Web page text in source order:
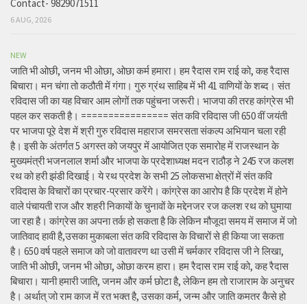
Contact- 9829071511
6 AUG, 2026
NEW
जाति भी ओछी, जनम भी ओछा, ओछा कर्म हमारा। हम रैदास राम राई को, कह रैदास
बिचारा। मन चंगा तो कठौती में गंगा। गुरु ग्रंथ साहिब में भी 41 वाणियों के शब्द। संत
रविदास जी का यह विचार आम लोगों तक पहुंचना जरूरी। भाजपा की तरह कांग्रेस भी
पहल कर सकती है। ================ संत कवि रविदास जी 650 वीं जयंती
पर भाजपा पूरे देश में श्री गुरु रविदास महाराज समरसता संकल्प अभियान चला रही
है। इसी के अंतर्गत 5 अगस्त को जयपुर में आयोजित एक समारोह में राजस्थान के
मुख्यमंत्री भजनलाल शर्मा और भाजपा के प्रदेशाध्यक्ष मदन राठौड़ ने 245 रज कलश
रथ को हरी झंडी दिखाई। ये रथ प्रदेश के सभी 25 लोकसभा क्षेत्रों में संत कवि
रविदास के विचारों का प्रचार-प्रसार करेंगे। कांग्रेस का आरोप है कि प्रदेश में होने
वाले पंचायती राज और शहरी निकायों के चुनावों के मद्देनजर रज कलश रथ को घुमाया
जा रहा है। कांग्रेस का अपना तर्क हो सकता है कि लेकिन मौजूदा समय में समाज में जो
जातिवाद हावी है,उसका मुकाबला संत कवि रविदास के विचारों से ही किया जा सकता
है। 650 वर्ष पहले समाज को जो वातावरण था उसी में चर्मकार रविदास जी ने लिखा,
जाति भी ओछी, जनम भी ओछा, ओछा करम हारा। हम रैदास राम राई को, कह रैदास
बिचारा। यानी हमारी जाति, जनम और कर्म छोटा है, लेकिन हम तो राजाराम के अनुचर
है। अर्थात् जो राम काज में रत भक्त है, उसका कर्म, जन्म और जाति कमतर कैसे हो